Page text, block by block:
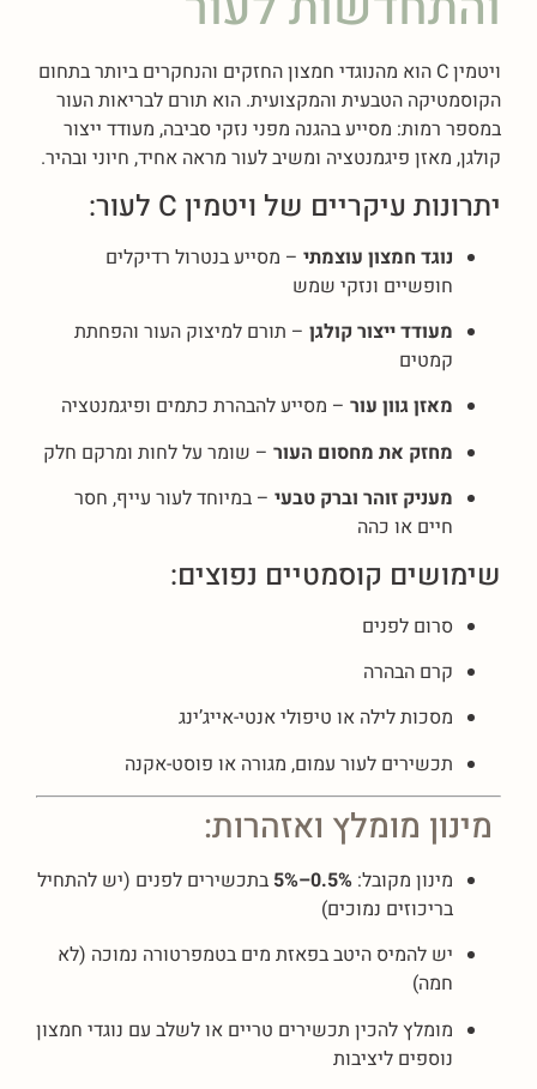
ויטמין C הוא מהנוגדי חמצון החזקים והנחקרים ביותר בתחום
הקוסמטיקה הטבעית והמקצועית. הוא תורם לבריאות העור
במספר רמות: מסייע בהגנה מפני נזקי סביבה, מעודד ייצור
קולגן, מאזן פיגמנטציה ומשיב לעור מראה אחיד, חיוני ובהיר.
יתרונות עיקריים של ויטמין C לעור:
נוגד חמצון עוצמתי – מסייע בנטרול רדיקלים
חופשיים ונזקי שמש
מעודד ייצור קולגן – תורם למיצוק העור והפחתת
קמטים
מאזן גוון עור – מסייע להבהרת כתמים ופיגמנטציה
מחזק את מחסום העור – שומר על לחות ומרקם חלק
מעניק זוהר וברק טבעי – במיוחד לעור עייף, חסר
חיים או כהה
שימושים קוסמטיים נפוצים:
סרום לפנים
קרם הבהרה
מסכות לילה או טיפולי אנטי-אייג’ינג
תכשירים לעור עמום, מגורה או פוסט-אקנה
מינון מומלץ ואזהרות:
מינון מקובל: 0.5%–5%
בתכשירים לפנים (יש להתחיל
בריכוזים נמוכים)
יש להמיס היטב בפאזת מים בטמפרטורה נמוכה (לא
חמה)
מומלץ להכין תכשירים טריים או לשלב עם נוגדי חמצון
נוספים ליציבות